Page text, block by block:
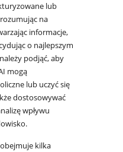
lub
na
informacje,
o najlepszym
podjąć, aby
mogą
lub uczyć się
dostosowywać
wpływu
kilka